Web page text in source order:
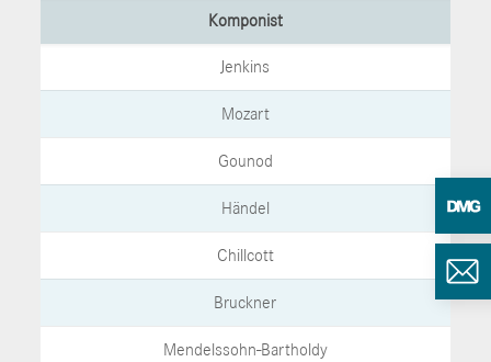
Komponist
Jenkins
Mozart
Gounod
Händel
Chillcott
Bruckner
Mendelssohn-Bartholdy